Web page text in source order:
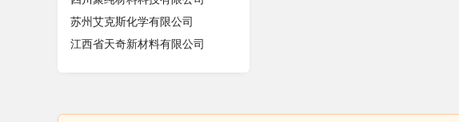
苏州艾克斯化学有限公司
江西省天奇新材料有限公司